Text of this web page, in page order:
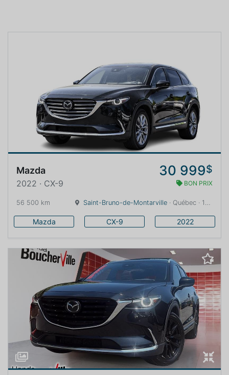
Mazda 30 999$
2022 · CX-9 BON PRIX
56 500 km Saint-Bruno-de-Montarville · Québec · 18 km
Mazda CX-9 2022